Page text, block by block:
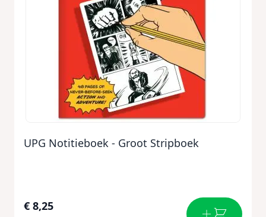
UPG Notitieboek - Groot Stripboek
€ 8,25